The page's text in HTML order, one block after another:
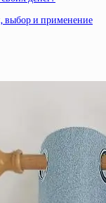
выбор и применение